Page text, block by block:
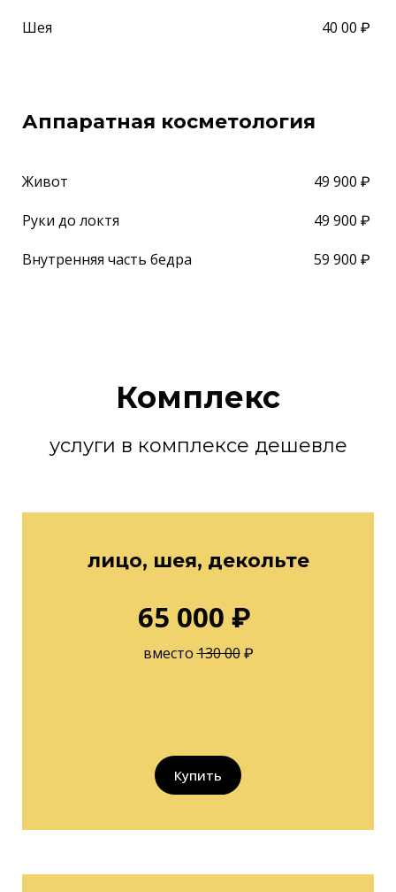
Шея 40 00 ₽
Аппаратная косметология
Живот 49 900 ₽
Руки до локтя 49 900 ₽
Внутренняя часть бедра 59 900 ₽
Комплекс
услуги в комплексе дешевле
лицо, шея, декольте
65 000 ₽
вместо130 00₽
Купить